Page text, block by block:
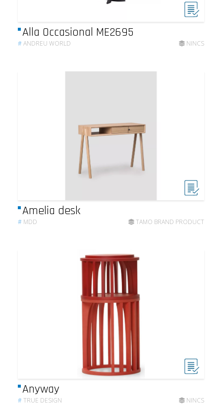
Alla Occasional ME2695
#ANDREU WORLD NINCS
Amelia desk
# MDD TAMO BRAND PRODUCT
Anyway
#TRUE DESIGN NINCS